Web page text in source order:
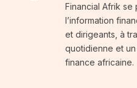
Financial Afrik
l’information
et dirigeants, à
quotidienne et
finance africaine.